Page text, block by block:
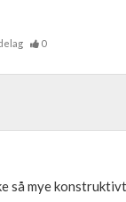
0
så mye